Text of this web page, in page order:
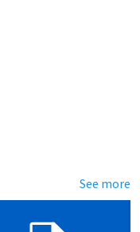
See more